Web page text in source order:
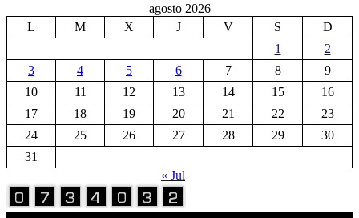
agosto 2026
L
M X J V S
D
1
2
3
4 5 6 7 8
9
10
11 12 13 14 15
16
17
18 19 20 21 22
23
24
25 26 27 28 29
30
31
« Jul